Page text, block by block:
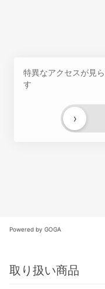
特異なアクセスが見
す
›
Powered by GOGA
取り扱い商品